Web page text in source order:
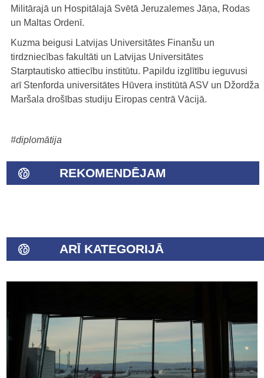
Militārajā un Hospitālajā Svētā Jeruzalemes Jāņa, Rodas
un Maltas Ordenī.
Kuzma beigusi Latvijas Universitātes Finanšu un
tirdzniecības fakultāti un Latvijas Universitātes
Starptautisko attiecību institūtu. Papildu izglītību ieguvusi
arī Stenforda universitātes Hūvera institūtā ASV un Džordža
Maršala drošības studiju Eiropas centrā Vācijā.
#diplomātija
REKOMENDĒJAM
ARĪ KATEGORIJĀ